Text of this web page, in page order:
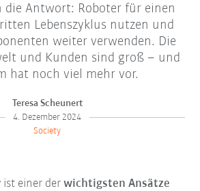
die Antwort: Roboter für einen
Lebenszyklus nutzen und
weiter verwenden. Die
und Kunden sind groß – und
hat noch viel mehr vor.
Teresa Scheunert
4. Dezember 2024
Society
ist einer derwichtigsten Ansätze